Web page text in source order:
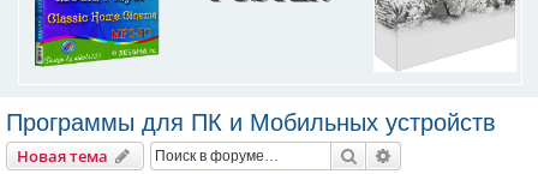
Программы для ПК и Мобильных устройств
Новая тема Поиск